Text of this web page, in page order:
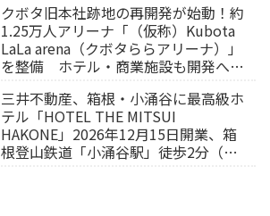
クボタ旧本社跡地の再開発が始動！約
1.25万人アリーナ「（仮称）Kubota
LaLa arena（クボタららアリーナ）」
を整備 ホテル・商業施設も開発へ
三井不動産、箱根・小涌谷に最高級ホ
テル「HOTEL THE MITSUI
HAKONE」2026年12月15日開業、箱
根登山鉄道「小涌谷駅」徒歩2分（旅